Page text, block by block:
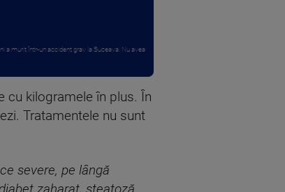
a murit într-un accident grav la Suceava. Nu avea
cu kilogramele în plus. În
Tratamentele nu sunt
severe, pe lângă